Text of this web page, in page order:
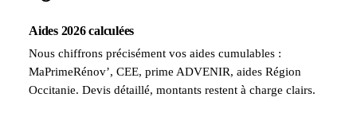
Aides 2026 calculées
Nous chiffrons précisément vos aides cumulables :
MaPrimeRénov’, CEE, prime ADVENIR, aides Région
Occitanie. Devis détaillé, montants restent à charge clairs.